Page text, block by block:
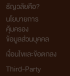
ธัญวลัยคือ?
นโยบายการ
คุ้มครอง
ข้อมูลส่วนบุคคล
เงื่อนไขและข้อตกลง
Third-Party